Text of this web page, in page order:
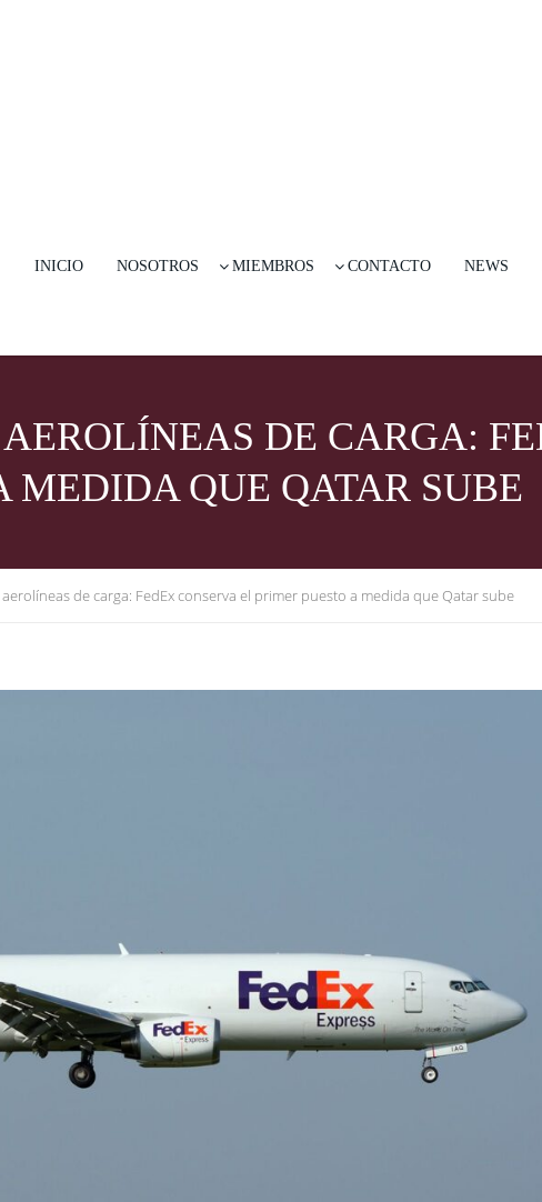
INICIO NOSOTROS MIEMBROS CONTACTO NEWS
DE CARGA:
MEDIDA QUE QATAR SUBE
de carga: FedEx conserva el primer puesto a medida que Qatar sube